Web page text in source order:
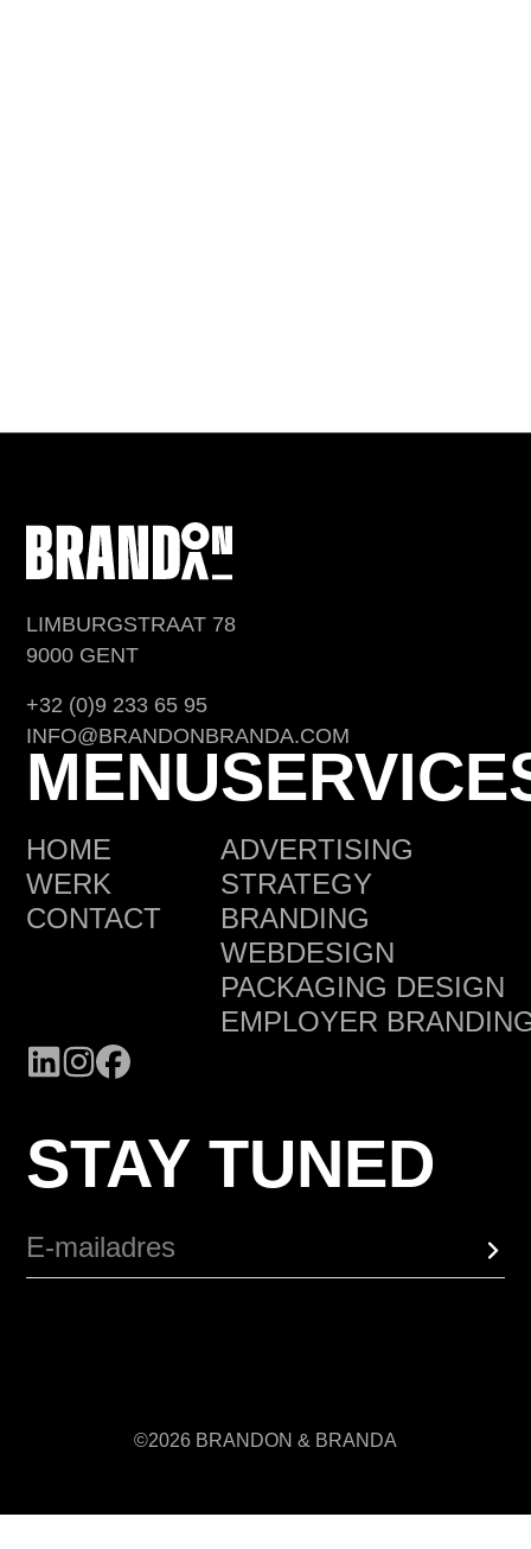
LIMBURGSTRAAT 78
9000 GENT
+32 (0)9 233 65 95
INFO@BRANDONBRANDA.COM
MENU
HOME
WERK
CONTACT
ADVERTISING
STRATEGY
BRANDING
WEBDESIGN
PACKAGING DESIGN
EMPLOYER
STAY TUNED
©2026 BRANDON & BRANDA